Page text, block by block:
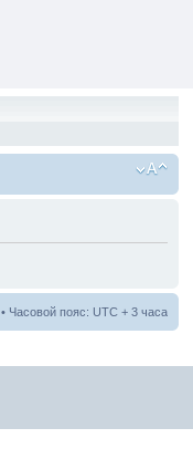
• Часовой пояс: UTC + 3 часа